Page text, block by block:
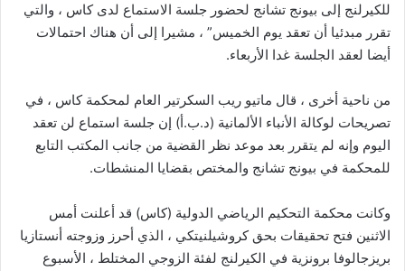
للكيرلنج إلى بيونج تشانج لحضور جلسة الاستماع لدى كاس ، والتي
تقرر مبدئيا أن تعقد يوم الخميس” ، مشيرا إلى أن هناك احتمالات
أيضا لعقد الجلسة غدا الأربعاء.
من ناحية أخرى ، قال ماتيو ريب السكرتير العام لمحكمة كاس ، في
تصريحات لوكالة الأنباء الألمانية (د.ب.أ) إن جلسة استماع لن تعقد
اليوم وإنه لم يتقرر بعد موعد نظر القضية من جانب المكتب التابع
للمحكمة في بيونج تشانج والمختص بقضايا المنشطات.
وكانت محكمة التحكيم الرياضي الدولية (كاس) قد أعلنت أمس
الاثنين فتح تحقيقات بحق كروشيلنيتكي ، الذي أحرز وزوجته أنستازيا
بريزجالوفا برونزية في الكيرلنج لفئة الزوجي المختلط ، الأسبوع